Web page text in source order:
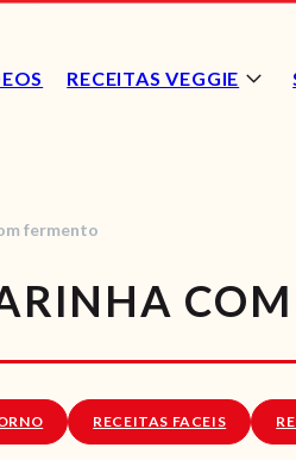
RECEITAS VEGGIE
fermento
RECEITAS FACEIS